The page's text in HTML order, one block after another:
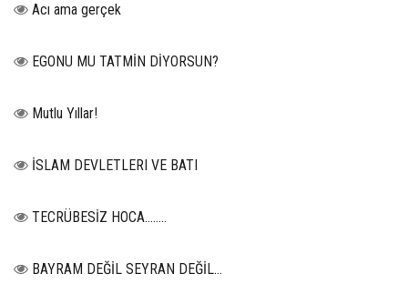
Acı ama gerçek
EGONU MU TATMİN DİYORSUN?
Mutlu Yıllar!
İSLAM DEVLETLERI VE BATI
TECRÜBESİZ HOCA……..
BAYRAM DEĞİL SEYRAN DEĞİL...